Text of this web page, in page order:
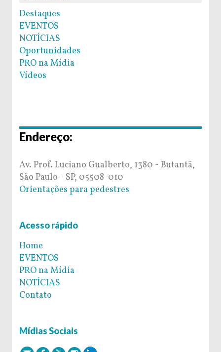
Destaques
EVENTOS
NOTÍCIAS
Oportunidades
PRO na Mídia
Vídeos
Endereço:
Av. Prof. Luciano Gualberto, 1380 - Butantã,
São Paulo - SP, 05508-010
Orientações para pedestres
Acesso rápido
Home
EVENTOS
PRO na Mídia
NOTÍCIAS
Contato
Mídias Sociais